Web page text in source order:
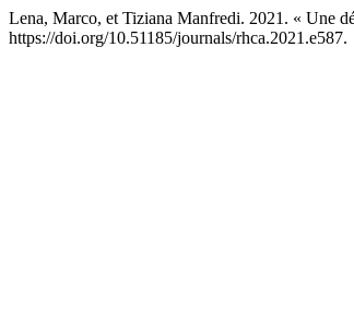
Lena, Marco, et Tiziana Manfredi. 2021. « Une
https://doi.org/10.51185/journals/rhca.2021.e587.